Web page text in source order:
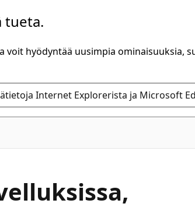
tueta.
voit hyödyntää uusimpia ominaisuuksia,
Internet Explorerista ja Microsoft